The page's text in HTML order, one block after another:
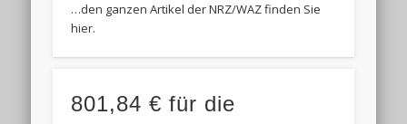
…den ganzen Artikel der NRZ/WAZ finden Sie
hier.
801,84 € für die